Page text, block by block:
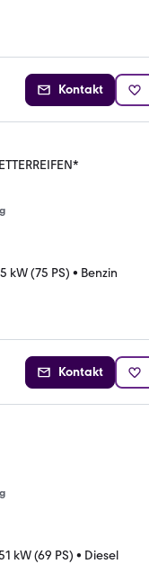
Kontakt
kW (75 PS) • Benzin
Kontakt
kW (69 PS) • Diesel